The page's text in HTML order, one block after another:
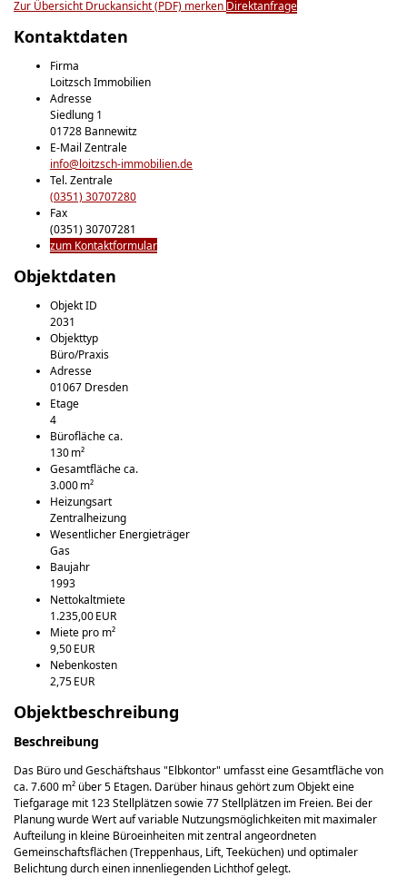
Zur Übersicht Druckansicht (PDF) merken Direktanfrage
Kontaktdaten
Firma
Loitzsch Immobilien
Adresse
Siedlung 1
01728 Bannewitz
E-Mail Zentrale
info@loitzsch-immobilien.de
Tel. Zentrale
(0351) 30707280
Fax
(0351) 30707281
zum Kontaktformular
Objektdaten
Objekt ID
2031
Objekttyp
Büro/Praxis
Adresse
01067 Dresden
Etage
4
Bürofläche ca.
130 m²
Gesamtfläche ca.
3.000 m²
Heizungsart
Zentralheizung
Wesentlicher Energieträger
Gas
Baujahr
1993
Nettokaltmiete
1.235,00 EUR
Miete pro m²
9,50 EUR
Nebenkosten
2,75 EUR
Objekt­beschreibung
Beschreibung
Das Büro und Geschäftshaus "Elbkontor" umfasst eine Gesamtfläche von
ca. 7.600 m² über 5 Etagen. Darüber hinaus gehört zum Objekt eine
Tiefgarage mit 123 Stellplätzen sowie 77 Stellplätzen im Freien. Bei der
Planung wurde Wert auf variable Nutzungsmöglichkeiten mit maximaler
Aufteilung in kleine Büroeinheiten mit zentral angeordneten
Gemeinschaftsflächen (Treppenhaus, Lift, Teeküchen) und optimaler
Belichtung durch einen innenliegenden Lichthof gelegt.